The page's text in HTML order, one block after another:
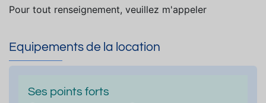
Pour tout renseignement, veuillez m'appeler
Equipements de la location
Ses points forts